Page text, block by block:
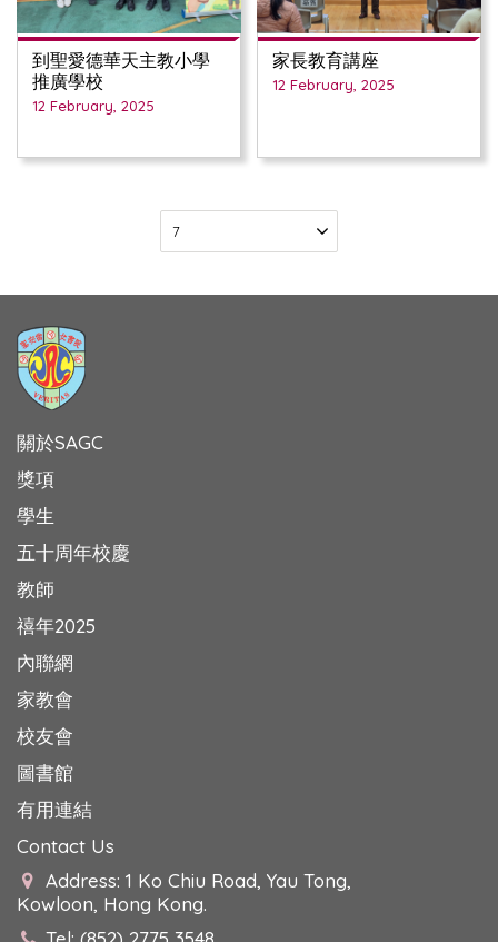
到聖愛德華天主教小學
推廣學校
12 February, 2025
家長教育講座
12 February, 2025
關於SAGC
獎項
學生
五十周年校慶
教師
禧年2025
內聯網
家教會
校友會
圖書館
有用連結
Contact Us
Address: 1 Ko Chiu Road, Yau Tong,
Kowloon, Hong Kong.